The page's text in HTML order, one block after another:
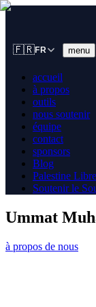
🇫🇷FR menu
accueil
à propos
outils
nous soutenir
équipe
contact
sponsors
Blog
Palestine Libre
Soutenir le
Ummat
à propos de nous